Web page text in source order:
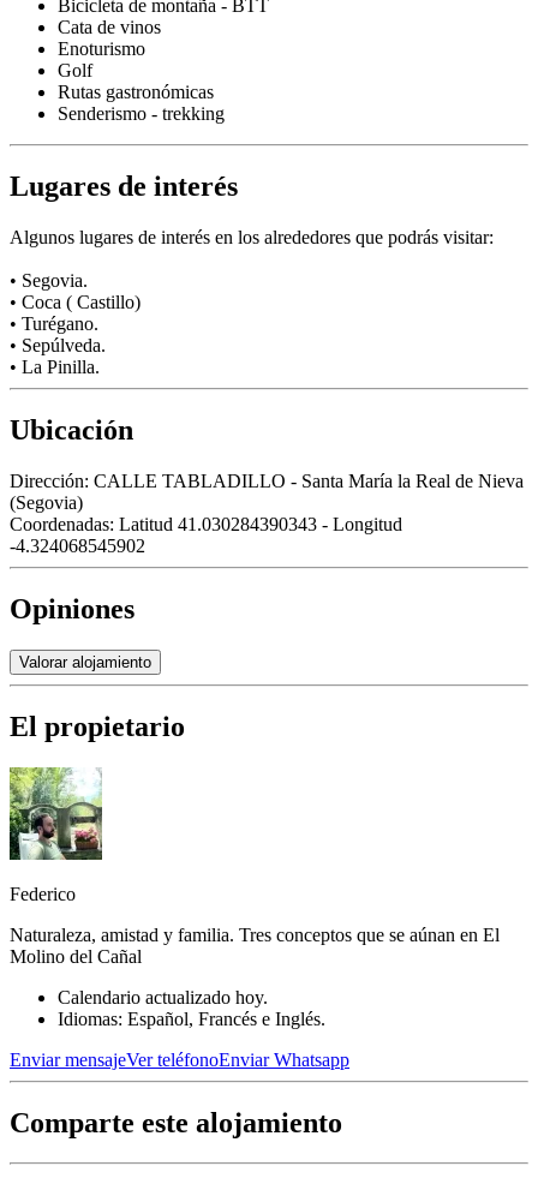
Bicicleta de montaña - BTT
Cata de vinos
Enoturismo
Golf
Rutas gastronómicas
Senderismo - trekking
Lugares de interés
Algunos lugares de interés en los alrededores que podrás visitar:
• Segovia.
• Coca ( Castillo)
• Turégano.
• Sepúlveda.
• La Pinilla.
Ubicación
Dirección: CALLE TABLADILLO - Santa María la Real de Nieva
(Segovia)
Coordenadas: Latitud 41.030284390343 - Longitud
-4.324068545902
Opiniones
Valorar alojamiento
El propietario
Federico
Naturaleza, amistad y familia. Tres conceptos que se aúnan en El
Molino del Cañal
Calendario actualizado hoy.
Idiomas: Español, Francés e Inglés.
Enviar mensajeVer teléfonoEnviar Whatsapp
Comparte este alojamiento